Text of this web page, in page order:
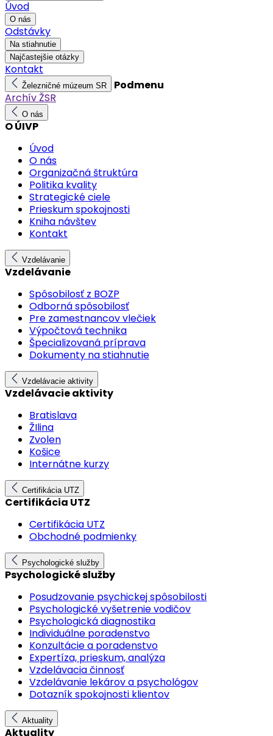
Úvod
O nás
Odstávky
Na stiahnutie
Najčastejšie otázky
Kontakt
Železničné múzeum SR
Podmenu
Archív ŽSR
O nás
O ÚIVP
Úvod
O nás
Organizačná štruktúra
Politika kvality
Strategické ciele
Prieskum spokojnosti
Kniha návštev
Kontakt
Vzdelávanie
Vzdelávanie
Spôsobilosť z BOZP
Odborná spôsobilosť
Pre zamestnancov vlečiek
Výpočtová technika
Špecializovaná príprava
Dokumenty na stiahnutie
Vzdelávacie aktivity
Vzdelávacie aktivity
Bratislava
ŽIlina
Zvolen
Košice
Internátne kurzy
Certifikácia UTZ
Certifikácia UTZ
Certifikácia UTZ
Obchodné podmienky
Psychologické služby
Psychologické služby
Posudzovanie psychickej spôsobilosti
Psychologické vyšetrenie vodičov
Psychologická diagnostika
Individuálne poradenstvo
Konzultácie a poradenstvo
Expertíza, prieskum, analýza
Vzdelávacia činnosť
Vzdelávanie lekárov a psychológov
Dotazník spokojnosti klientov
Aktuality
Aktuality